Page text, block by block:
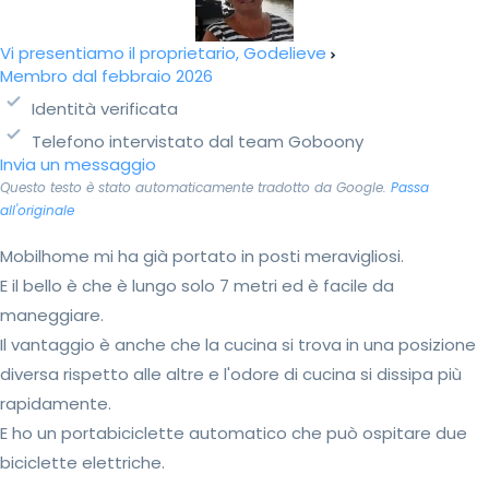
Vi presentiamo il proprietario, Godelieve
Membro dal febbraio 2026
Identità verificata
Telefono intervistato dal team Goboony
Invia un messaggio
Questo testo è stato automaticamente tradotto da Google. Passa
all'originale
Mobilhome mi ha già portato in posti meravigliosi.
E il bello è che è lungo solo 7 metri ed è facile da
maneggiare.
Il vantaggio è anche che la cucina si trova in una posizione
diversa rispetto alle altre e l'odore di cucina si dissipa più
rapidamente.
E ho un portabiciclette automatico che può ospitare due
biciclette elettriche.